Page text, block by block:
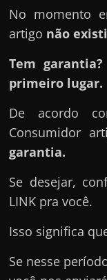
No momento
artigo não
Tem
primeiro lugar.
De acordo
Consumidor
garantia.
Se desejar,
LINK pra você.
Isso significa
Se nesse